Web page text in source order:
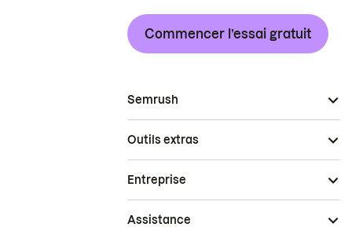
Commencer l’essai gratuit
Semrush
Outils extras
Entreprise
Assistance